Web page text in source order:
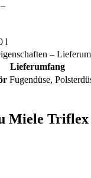
l
–
Lieferumfang
Fugendüse,
Miele